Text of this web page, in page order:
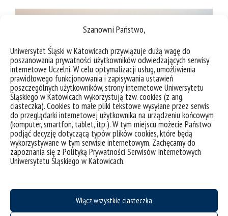
Szanowni Państwo,
Uniwersytet Śląski w Katowicach przywiązuje dużą wagę do
poszanowania prywatności użytkowników odwiedzających serwisy
internetowe Uczelni. W celu optymalizacji usług, umożliwienia
prawidłowego funkcjonowania i zapisywania ustawień
poszczególnych użytkowników, strony internetowe Uniwersytetu
Śląskiego w Katowicach wykorzystują tzw. cookies (z ang.
ciasteczka). Cookies to małe pliki tekstowe wysyłane przez serwis
do przeglądarki internetowej użytkownika na urządzeniu końcowym
(komputer, smartfon, tablet, itp.). W tym miejscu możecie Państwo
podjąć decyzję dotyczącą typów plików cookies, które będą
wykorzystywane w tym serwisie internetowym. Zachęcamy do
zapoznania się z Polityką Prywatności Serwisów Internetowych
Uniwersytetu Śląskiego w Katowicach.
Włącz wszystkie ciasteczka
LegalHackers grafika promująca.